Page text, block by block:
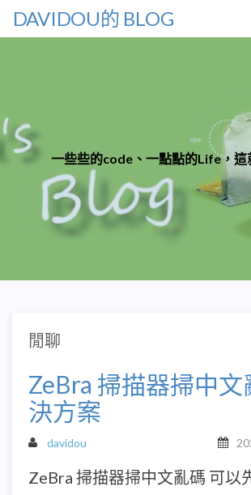
DAVIDOU的 BLOG
一些些的code、一點點的Life，這
閒聊
ZeBra 掃描器掃中文
決方案
davidou
ZeBra 掃描器掃中文亂碼 可以